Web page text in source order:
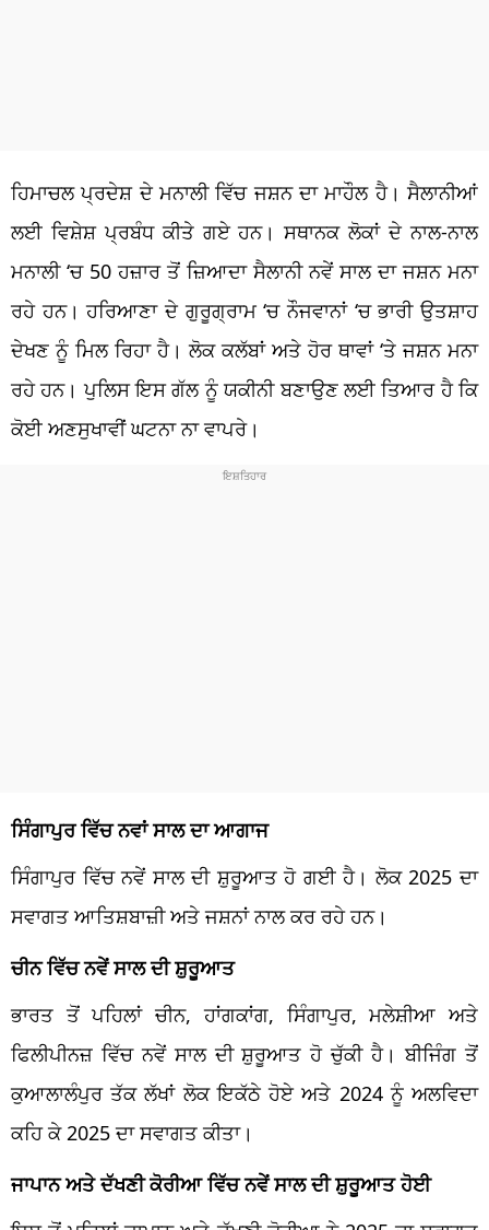
ਹਿਮਾਚਲ ਪ੍ਰਦੇਸ਼ ਦੇ ਮਨਾਲੀ ਵਿੱਚ ਜਸ਼ਨ ਦਾ ਮਾਹੌਲ ਹੈ। ਸੈਲਾਨੀਆਂ
ਲਈ ਵਿਸ਼ੇਸ਼ ਪ੍ਰਬੰਧ ਕੀਤੇ ਗਏ ਹਨ। ਸਥਾਨਕ ਲੋਕਾਂ ਦੇ ਨਾਲ-ਨਾਲ
ਮਨਾਲੀ ‘ਚ 50 ਹਜ਼ਾਰ ਤੋਂ ਜ਼ਿਆਦਾ ਸੈਲਾਨੀ ਨਵੇਂ ਸਾਲ ਦਾ ਜਸ਼ਨ ਮਨਾ
ਰਹੇ ਹਨ। ਹਰਿਆਣਾ ਦੇ ਗੁਰੂਗ੍ਰਾਮ ‘ਚ ਨੌਜਵਾਨਾਂ ‘ਚ ਭਾਰੀ ਉਤਸ਼ਾਹ
ਦੇਖਣ ਨੂੰ ਮਿਲ ਰਿਹਾ ਹੈ। ਲੋਕ ਕਲੱਬਾਂ ਅਤੇ ਹੋਰ ਥਾਵਾਂ ‘ਤੇ ਜਸ਼ਨ ਮਨਾ
ਰਹੇ ਹਨ। ਪੁਲਿਸ ਇਸ ਗੱਲ ਨੂੰ ਯਕੀਨੀ ਬਣਾਉਣ ਲਈ ਤਿਆਰ ਹੈ ਕਿ
ਕੋਈ ਅਣਸੁਖਾਵੀਂ ਘਟਨਾ ਨਾ ਵਾਪਰੇ।
ਸਿੰਗਾਪੁਰ ਵਿੱਚ ਨਵਾਂ ਸਾਲ ਦਾ ਆਗਾਜ
ਸਿੰਗਾਪੁਰ ਵਿੱਚ ਨਵੇਂ ਸਾਲ ਦੀ ਸ਼ੁਰੂਆਤ ਹੋ ਗਈ ਹੈ। ਲੋਕ 2025 ਦਾ
ਸਵਾਗਤ ਆਤਿਸ਼ਬਾਜ਼ੀ ਅਤੇ ਜਸ਼ਨਾਂ ਨਾਲ ਕਰ ਰਹੇ ਹਨ।
ਚੀਨ ਵਿੱਚ ਨਵੇਂ ਸਾਲ ਦੀ ਸ਼ੁਰੂਆਤ
ਭਾਰਤ ਤੋਂ ਪਹਿਲਾਂ ਚੀਨ, ਹਾਂਗਕਾਂਗ, ਸਿੰਗਾਪੁਰ, ਮਲੇਸ਼ੀਆ ਅਤੇ
ਫਿਲੀਪੀਨਜ਼ ਵਿੱਚ ਨਵੇਂ ਸਾਲ ਦੀ ਸ਼ੁਰੂਆਤ ਹੋ ਚੁੱਕੀ ਹੈ। ਬੀਜਿੰਗ ਤੋਂ
ਕੁਆਲਾਲੰਪੁਰ ਤੱਕ ਲੱਖਾਂ ਲੋਕ ਇਕੱਠੇ ਹੋਏ ਅਤੇ 2024 ਨੂੰ ਅਲਵਿਦਾ
ਕਹਿ ਕੇ 2025 ਦਾ ਸਵਾਗਤ ਕੀਤਾ।
ਜਾਪਾਨ ਅਤੇ ਦੱਖਣੀ ਕੋਰੀਆ ਵਿੱਚ ਨਵੇਂ ਸਾਲ ਦੀ ਸ਼ੁਰੂਆਤ ਹੋਈ